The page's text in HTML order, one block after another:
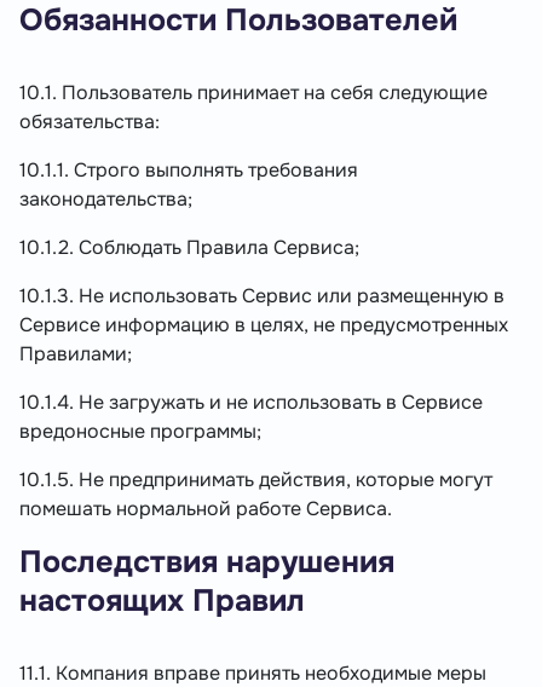
Обязанности Пользователей
10.1. Пользователь принимает на себя следующие
обязательства:
10.1.1. Строго выполнять требования
законодательства;
10.1.2. Соблюдать Правила Сервиса;
10.1.3. Не использовать Сервис или размещенную в
Сервисе информацию в целях, не предусмотренных
Правилами;
10.1.4. Не загружать и не использовать в Сервисе
вредоносные программы;
10.1.5. Не предпринимать действия, которые могут
помешать нормальной работе Сервиса.
Последствия нарушения
настоящих Правил
11.1. Компания вправе принять необходимые меры